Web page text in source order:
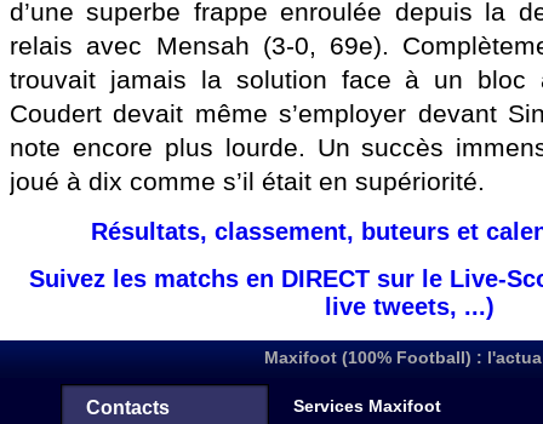
d’une superbe frappe enroulée depuis la
relais avec Mensah (3-0, 69e).
trouvait jamais la solution face à un bloc
Coudert devait même s’employer devant
note encore plus lourde. Un succès
joué à dix comme s’il était en supériorité.
Résultats, classement, buteurs et
Suivez les matchs en DIRECT sur le Live-
live tweets, ...)
Maxifoot (100% Football) :
Contacts Services Maxifoot